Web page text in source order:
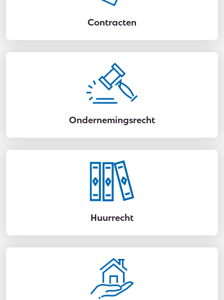
Contracten
Ondernemingsrecht
Huurrecht